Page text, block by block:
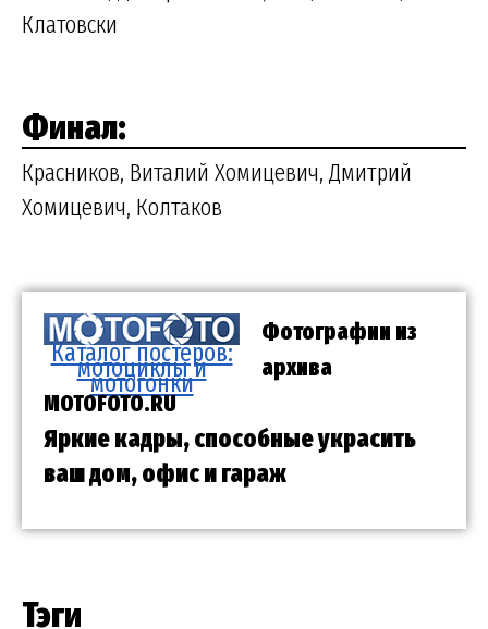
Клатовски
Финал:
Красников, Виталий Хомицевич, Дмитрий
Хомицевич, Колтаков
Каталог постеров:
мотоциклы и
мотогонки
Фотографии из
архива
MOTOFOTO.RU
Яркие кадры, способные украсить
ваш дом, офис и гараж
Тэги